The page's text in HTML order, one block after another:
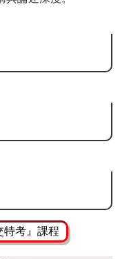
特考』課程